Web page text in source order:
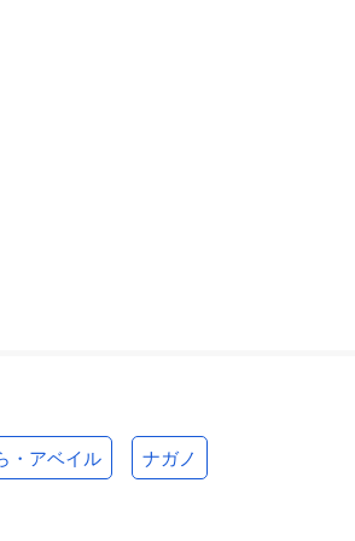
・アベイル ナガノ